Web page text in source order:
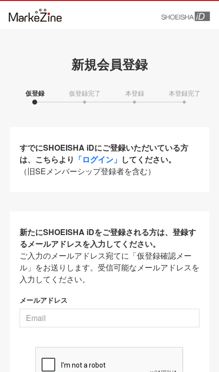
新規会員登録
仮登録 仮登録完了 本登録 本登録完了
すでにSHOEISHA iDにご登録いただいている方
は、こちらより 「ログイン」 してください。
（旧SEメンバーシップ登録者を含む）
新たにSHOEISHA iDをご登録される方は、登録す
るメールアドレスを入力してください。
ご入力のメールアドレス宛てに「仮登録確認メー
ル」をお送りします。受信可能なメールアドレスを
入力してください。
メールアドレス